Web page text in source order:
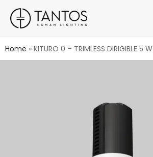
Home » KITURO 0 – TRIMLESS DIRIGIBLE 5 W